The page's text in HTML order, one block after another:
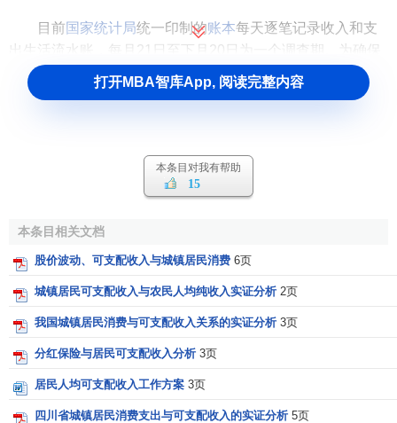
目前国家统计局统一印制的账本每天逐笔记录收入和支
出生活流水账，每月21日至下月20日为一个调查期。为确保
记记账质量，由专门的调查员上门辅导并及时换发
。城
调每月对记账户记录的流水账进行汇总，得出城市居民的可
汇总居民可支配收入的重要性
是我国国民经济核算体系中重要的基础数据之一,它不仅是衡
理论及实证研究 中有着非常重要的地位,对国家
的制定也有着重要的作用。
打开MBA智库App, 阅读完整内容
本条目对我有帮助
15
本条目相关文档
股价波动、可支配收入与城镇居民消费 6页
城镇居民可支配收入与农民人均纯收入实证分析 2页
我国城镇居民消费与可支配收入关系的实证分析 3页
分红保险与居民可支配收入分析 3页
居民人均可支配收入工作方案 3页
四川省城镇居民消费支出与可支配收入的实证分析 5页